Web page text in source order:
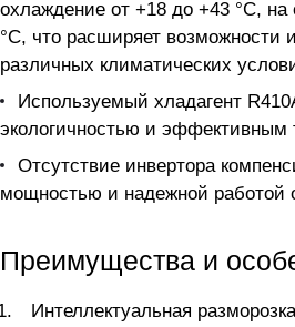
охлаждение от +18 до +43 °C, на
°C, что расширяет возможности
различных климатических
Используемый хладагент
экологичностью и эффективным
Отсутствие инвертора
мощностью и надежной работой
Преимущества и
Интеллектуальная